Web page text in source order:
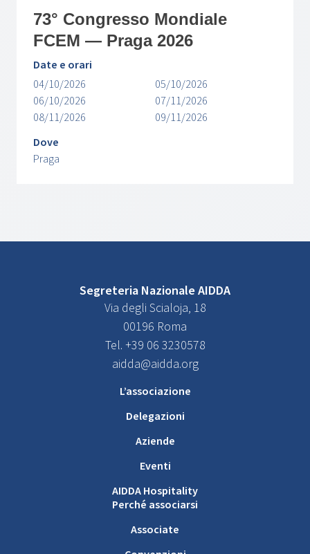
73° Congresso Mondiale
FCEM — Praga 2026
Date e orari
04/10/2026
05/10/2026
06/10/2026
07/11/2026
08/11/2026
09/11/2026
Dove
Praga
Segreteria Nazionale AIDDA
Via degli Scialoja, 18
00196 Roma
Tel. +39 06 3230578
aidda@aidda.org
L’associazione
Delegazioni
Aziende
Eventi
AIDDA Hospitality
Perché associarsi
Associate